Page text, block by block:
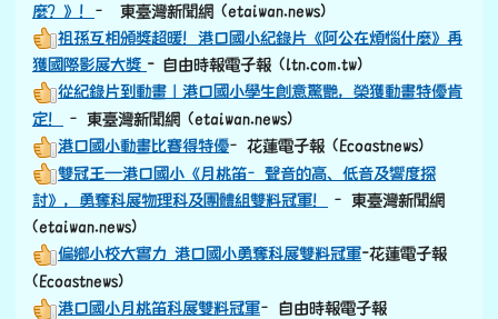
麼？》！ – 東臺灣新聞網 (etaiwan.news)
祖孫互相頒獎超暖！港口國小紀錄片《阿公在煩惱什麼》再
獲國際影展大獎 - 自由時報電子報 (ltn.com.tw)
從紀錄片到動畫｜港口國小學生創意驚艷，榮獲動畫特優肯
定！
–東臺灣新聞網 (etaiwan.news)
港口國小動畫比賽得特優–花蓮電子報 (Ecoastnews)
雙冠王—港口國小《月桃笛–聲音的高、低音及響度探
討》，勇奪科展物理科及團體組雙料冠軍！
–東臺灣新聞網
(etaiwan.news)
偏鄉小校大實力 港口國小勇奪科展雙料冠軍-花蓮電子報
(Ecoastnews)
港口國小月桃笛科展雙料冠軍–自由時報電子報